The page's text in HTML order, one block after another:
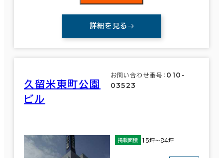
詳細を見る
久留米東町公園
ビル
お問い合わせ番号： 010-
03523
掲載面積 15坪～84坪